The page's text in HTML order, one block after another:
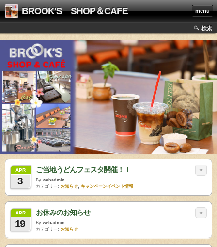
BROOK'S SHOP＆CAFE menu
検索
APR
3
ご当地うどんフェスタ開催！！
By webadmin
カテゴリー: お知らせ キャンペーンイベント情報
APR
19
お休みのお知らせ
By webadmin
カテゴリー: お知らせ